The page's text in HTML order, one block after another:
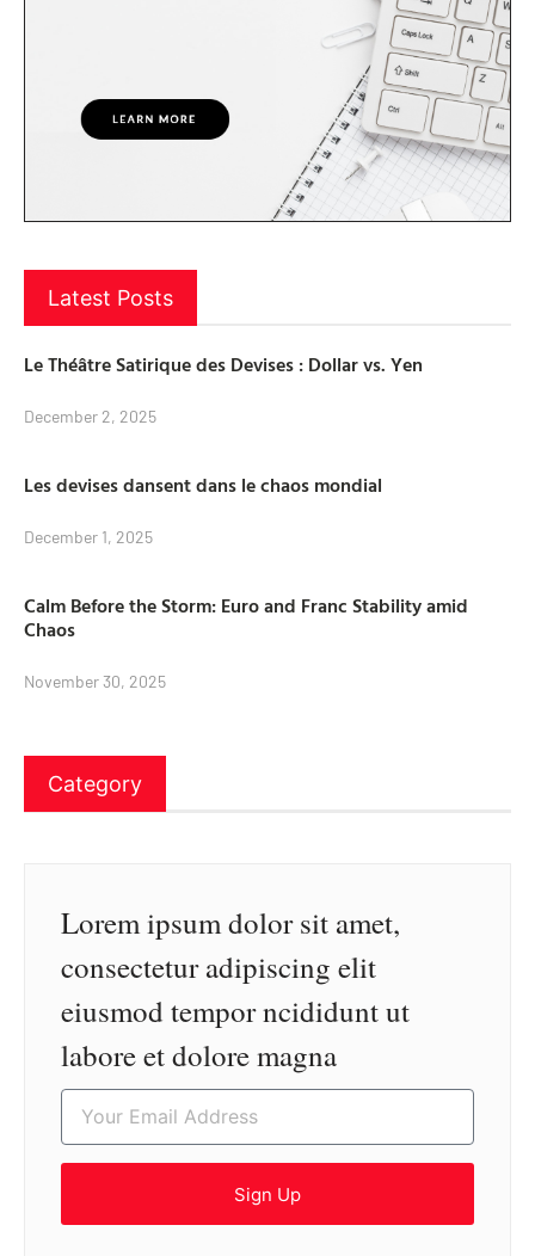
Latest Posts
Le Théâtre Satirique des Devises : Dollar vs. Yen
December 2, 2025
Les devises dansent dans le chaos mondial
December 1, 2025
Calm Before the Storm: Euro and Franc Stability amid
Chaos
November 30, 2025
Category
Lorem ipsum dolor sit amet,
consectetur adipiscing elit
eiusmod tempor ncididunt ut
labore et dolore magna
Sign Up